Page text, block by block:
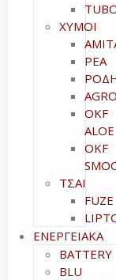
ΧΥΜΟΙ
ΡΕΑ
OKF
ALOE
OKF
ΤΣΑΙ
FUZE
ΕΝΕΡΓΕΙΑΚΑ
BATTERY
BLU